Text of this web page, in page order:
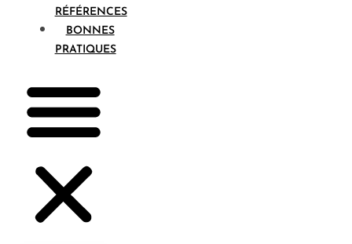
RÉFÉRENCES
BONNES
PRATIQUES